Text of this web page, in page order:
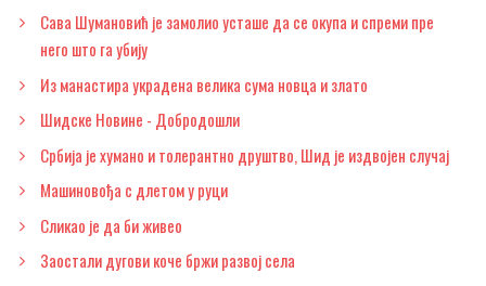
Сава Шумановић је замолио усташе да се окупа и спреми пре
него што га убију
Из манастира украдена велика сума новца и злато
Шидске Новине - Добродошли
Србија је хумано и толерантно друштво, Шид је издвојен случај
Машиновођа с длетом у руци
Сликао је да би живео
Заостали дугови коче бржи развој села